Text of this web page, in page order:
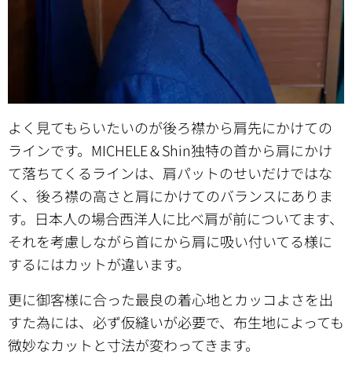
よく見てもらいたいのが後ろ襟から肩先にかけての
ラインです。MICHELE＆Shin独特の首から肩にかけ
て落ちてくるラインは、肩パットのせいだけではな
く、後ろ襟の高さと肩にかけてのバランスにありま
す。日本人の場合西洋人に比べ肩が前についてます、
それを考慮しながら首にから肩に吸い付いてる様に
するにはカットが違います。
更に御客様に合った最良の着心地とカッコよさを出
すた為には、必ず仮縫いが必要で、布生地によっても
微妙なカットと寸法が変わってきます。